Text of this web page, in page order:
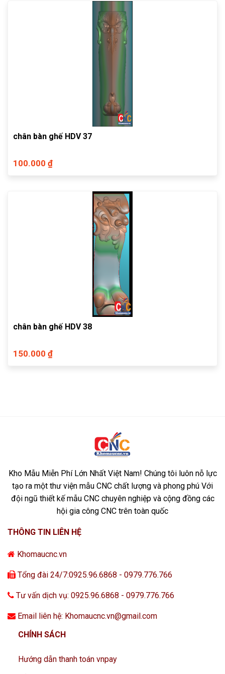
chân bàn ghế HDV 37
100.000 ₫
chân bàn ghế HDV 38
150.000 ₫
Kho Mẫu Miễn Phí Lớn Nhất Việt Nam! Chúng tôi luôn nỗ lực
tạo ra một thư viện mẫu CNC chất lượng và phong phú Với
đội ngũ thiết kế mẫu CNC chuyên nghiệp và cộng đồng các
hội gia công CNC trên toàn quốc
THÔNG TIN LIÊN HỆ
Khomaucnc.vn
Tổng đài 24/7:0925.96.6868 - 0979.776.766
Tư vấn dịch vụ: 0925.96.6868 - 0979.776.766
Email liên hệ: Khomaucnc.vn@gmail.com
CHÍNH SÁCH
Hướng dẫn thanh toán vnpay